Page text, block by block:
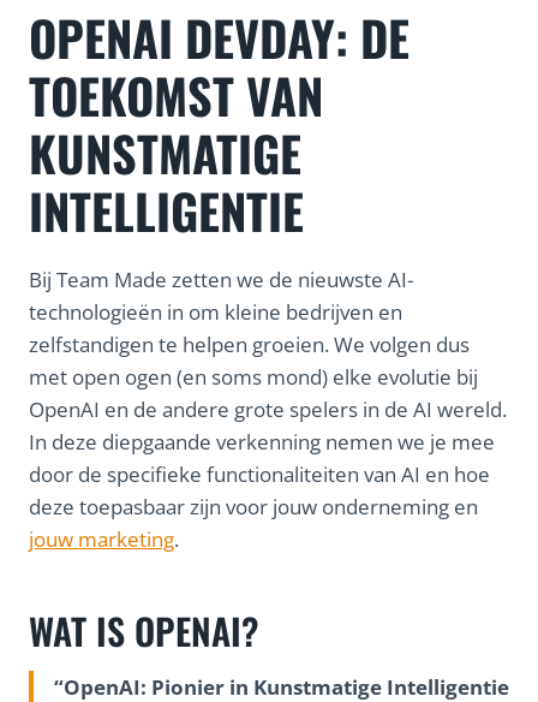
OPENAI DEVDAY: DE
TOEKOMST VAN
KUNSTMATIGE
INTELLIGENTIE
Bij Team Made zetten we de nieuwste AI-
technologieën in om kleine bedrijven en
zelfstandigen te helpen groeien. We volgen dus
met open ogen (en soms mond) elke evolutie bij
OpenAI en de andere grote spelers in de AI wereld.
In deze diepgaande verkenning nemen we je mee
door de specifieke functionaliteiten van AI en hoe
deze toepasbaar zijn voor jouw onderneming en
jouw marketing.
WAT IS OPENAI?
“OpenAI: Pionier in Kunstmatige Intelligentie